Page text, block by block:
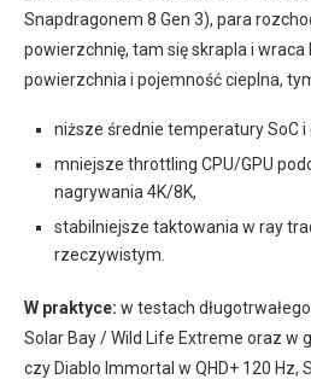
Snapdragonem 8 Gen 3), para
powierzchnię, tam się skrapla i wraca
powierzchnia i pojemność cieplna,
niższe średnie temperatury SoC i
mniejsze throttling CPU/GPU
nagrywania 4K/8K,
stabilniejsze taktowania w ray
rzeczywistym.
W praktyce: w testach
Solar Bay / Wild Life Extreme oraz w
czy Diablo Immortal w QHD+ 120 Hz,